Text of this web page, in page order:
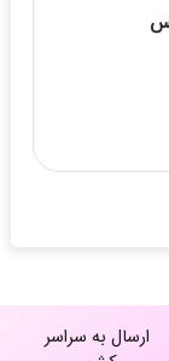
ارسال به سراسر